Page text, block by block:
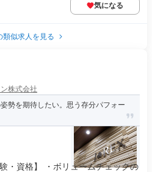
気になる
類似求人を見る
株式会社
勢を期待したい。思う存分パフォー
・資格】 ・ボリュームチェックの